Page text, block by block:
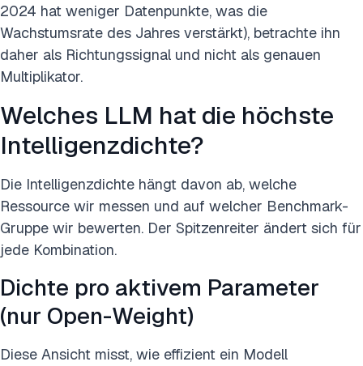
2024 hat weniger Datenpunkte, was die
Wachstumsrate des Jahres verstärkt), betrachte ihn
daher als Richtungssignal und nicht als genauen
Multiplikator.
Welches LLM hat die höchste
Intelligenzdichte?
Die Intelligenzdichte hängt davon ab, welche
Ressource wir messen und auf welcher Benchmark-
Gruppe wir bewerten. Der Spitzenreiter ändert sich für
jede Kombination.
Dichte pro aktivem Parameter
(nur Open-Weight)
Diese Ansicht misst, wie effizient ein Modell